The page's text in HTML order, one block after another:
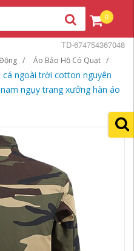
0
Áo Bảo Hộ Có Quạt
ngoài trời cotton nguyên
ngụy trang xưởng hàn áo
TD-674754367048